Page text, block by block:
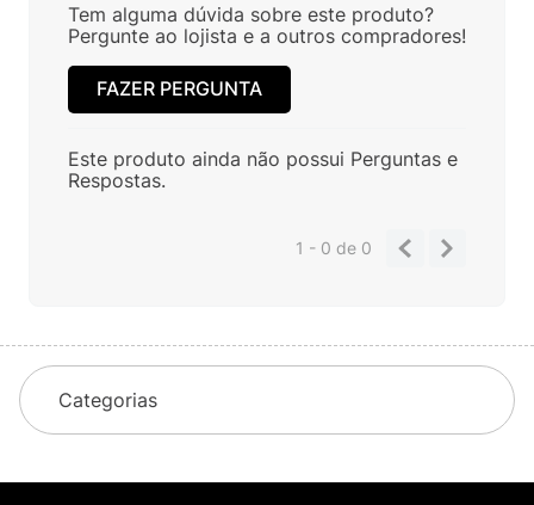
Tem alguma dúvida sobre este produto?
Pergunte ao lojista e a outros compradores!
FAZER PERGUNTA
Este produto ainda não possui Perguntas e
Respostas.
1 - 0de 0
Categorias